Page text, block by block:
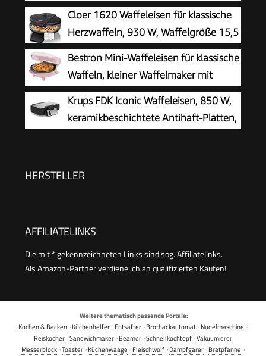
Doppelwaffeleisen für zwei klassische
Herzwaffeln, Herzwaffeleisen im Slim-Design,
ca. 1.200 W Leistung, schwarz, WA 2106
Cloer 1620 Waffeleisen für klassische
Herzwaffeln, 930 W, Waffelgröße 15,5
cm, stufenlos wählbarer
Bräunungsgrad, schwarz
Bestron Mini-Waffeleisen für klassische
Waffeln, kleiner Waffelmaker mit
Antihaftbeschichtung, für Kindergeburtstage,
Familienfeiern, Ostern oder Weihnachten, Retro
Design, 550 Watt, Farbe: Rosa
Krups FDK Iconic Waffeleisen, 850 W,
keramikbeschichtete Antihaft-Platten,
Schwarz/Edelstahl, FDK261
HERSTELLER
AFFILIATELINKS
Die mit * gekennzeichneten Links sind sog. Affiliatelinks.
Als Amazon-Partner verdiene ich an qualifizierten Käufen!
Weitere thematisch passende Portale:
Kochen & Backen ·Küchenhelfer ·Entsafter ·Brotbackautomat ·Nudelmaschine ·
Reiskocher ·Sandwichmaker ·Beamer ·Schnellkochtopf ·Vakuumierer
Messerblock ·Toaster ·Küchenwaage ·Fleischwolf ·Dampfgarer ·Bratpfanne ·